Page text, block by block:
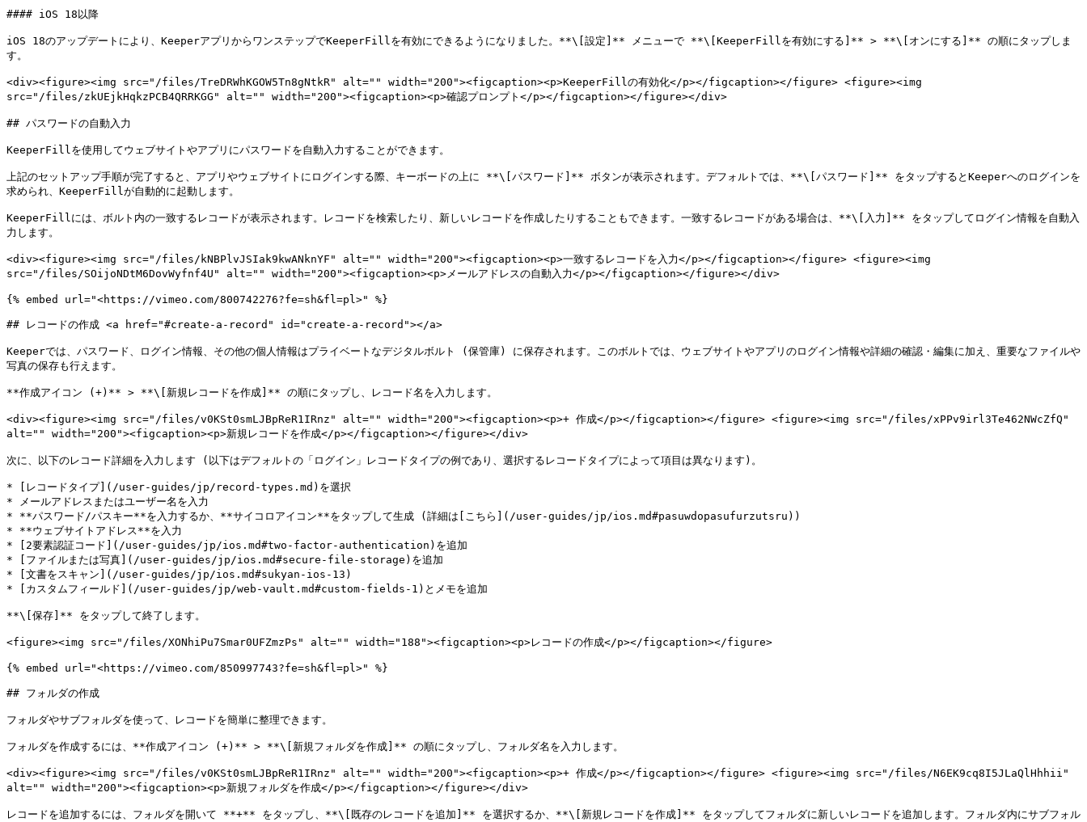
#### iOS 18以降
iOS 18のアップデートにより、KeeperアプリからワンステップでKeeperFillを有効にできるようになりました。**\[設定]** メニューで **\[KeeperFillを有効にする]** > **\[オンにする]** の順にタップしま
す。
<div><figure><img src="/files/TreDRWhKGOW5Tn8gNtkR" alt="" width="200"><figcaption><p>KeeperFillの有効化</p></figcaption></figure> <figure><img
src="/files/zkUEjkHqkzPCB4QRRKGG" alt="" width="200"><figcaption><p>確認プロンプト</p></figcaption></figure></div>
## パスワードの自動入力
KeeperFillを使用してウェブサイトやアプリにパスワードを自動入力することができます。
上記のセットアップ手順が完了すると、アプリやウェブサイトにログインする際、キーボードの上に **\[パスワード]** ボタンが表示されます。デフォルトでは、**\[パスワード]** をタップするとKeeperへのログインを
求められ、KeeperFillが自動的に起動します。
KeeperFillには、ボルト内の一致するレコードが表示されます。レコードを検索したり、新しいレコードを作成したりすることもできます。一致するレコードがある場合は、**\[入力]** をタップしてログイン情報を自動入
力します。
<div><figure><img src="/files/kNBPlvJSIak9kwANknYF" alt="" width="200"><figcaption><p>一致するレコードを入力</p></figcaption></figure> <figure><img
src="/files/SOijoNDtM6DovWyfnf4U" alt="" width="200"><figcaption><p>メールアドレスの自動入力</p></figcaption></figure></div>
{% embed url="<https://vimeo.com/800742276?fe=sh&fl=pl>" %}
## レコードの作成 <a href="#create-a-record" id="create-a-record"></a>
Keeperでは、パスワード、ログイン情報、その他の個人情報はプライベートなデジタルボルト (保管庫) に保存されます。このボルトでは、ウェブサイトやアプリのログイン情報や詳細の確認・編集に加え、重要なファイルや
写真の保存も行えます。
**作成アイコン (+)** > **\[新規レコードを作成]** の順にタップし、レコード名を入力します。
<div><figure><img src="/files/v0KSt0smLJBpReR1IRnz" alt="" width="200"><figcaption><p>+ 作成</p></figcaption></figure> <figure><img src="/files/xPPv9irl3Te462NWcZfQ"
alt="" width="200"><figcaption><p>新規レコードを作成</p></figcaption></figure></div>
次に、以下のレコード詳細を入力します (以下はデフォルトの「ログイン」レコードタイプの例であり、選択するレコードタイプによって項目は異なります)。
* [レコードタイプ](/user-guides/jp/record-types.md)を選択
* メールアドレスまたはユーザー名を入力
* **パスワード/パスキー**を入力するか、**サイコロアイコン**をタップして生成 (詳細は[こちら](/user-guides/jp/ios.md#pasuwdopasufurzutsru))
* **ウェブサイトアドレス**を入力
* [2要素認証コード](/user-guides/jp/ios.md#two-factor-authentication)を追加
* [ファイルまたは写真](/user-guides/jp/ios.md#secure-file-storage)を追加
* [文書をスキャン](/user-guides/jp/ios.md#sukyan-ios-13)
* [カスタムフィールド](/user-guides/jp/web-vault.md#custom-fields-1)とメモを追加
**\[保存]** をタップして終了します。
<figure><img src="/files/XONhiPu7Smar0UFZmzPs" alt="" width="188"><figcaption><p>レコードの作成</p></figcaption></figure>
{% embed url="<https://vimeo.com/850997743?fe=sh&fl=pl>" %}
## フォルダの作成
フォルダやサブフォルダを使って、レコードを簡単に整理できます。
フォルダを作成するには、**作成アイコン (+)** > **\[新規フォルダを作成]** の順にタップし、フォルダ名を入力します。
<div><figure><img src="/files/v0KSt0smLJBpReR1IRnz" alt="" width="200"><figcaption><p>+ 作成</p></figcaption></figure> <figure><img src="/files/N6EK9cq8I5JLaQlHhhii"
alt="" width="200"><figcaption><p>新規フォルダを作成</p></figcaption></figure></div>
レコードを追加するには、フォルダを開いて **+** をタップし、**\[既存のレコードを追加]** を選択するか、**\[新規レコードを作成]** をタップしてフォルダに新しいレコードを追加します。フォルダ内にサブフォル